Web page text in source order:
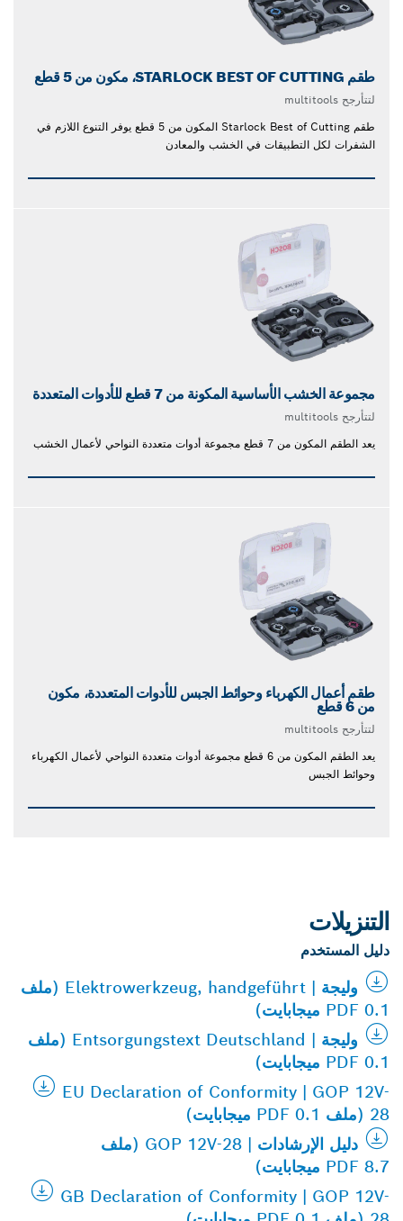
طقم STARLOCK BEST OF CUTTING، مكون من 5 قطع
لتتأرجح multitools
طقم Starlock Best of Cutting المكون من 5 قطع يوفر التنوع اللازم في
الشفرات لكل التطبيقات في الخشب والمعادن
مجموعة الخشب الأساسية المكونة من 7 قطع للأدوات المتعددة
لتتأرجح multitools
يعد الطقم المكون من 7 قطع مجموعة أدوات متعددة النواحي لأعمال الخشب
طقم أعمال الكهرباء وحوائط الجبس للأدوات المتعددة، مكون
من 6 قطع
لتتأرجح multitools
يعد الطقم المكون من 6 قطع مجموعة أدوات متعددة النواحي لأعمال الكهرباء
وحوائط الجبس
التنزيلات
دليل المستخدم
وليجة | Elektrowerkzeug, handgeführt (ملف
PDF 0.1 ميجابايت)
وليجة | Entsorgungstext Deutschland (ملف
PDF 0.1 ميجابايت)
EU Declaration of Conformity | GOP 12V-
28 (ملف PDF 0.1 ميجابايت)
دليل الإرشادات | GOP 12V-28 (ملف
PDF 8.7 ميجابايت)
GB Declaration of Conformity | GOP 12V-